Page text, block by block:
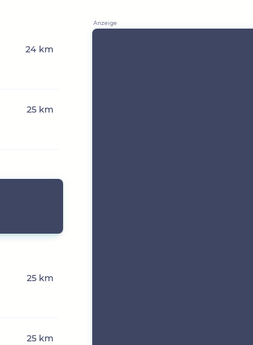
24 km
25 km
25 km
25 km